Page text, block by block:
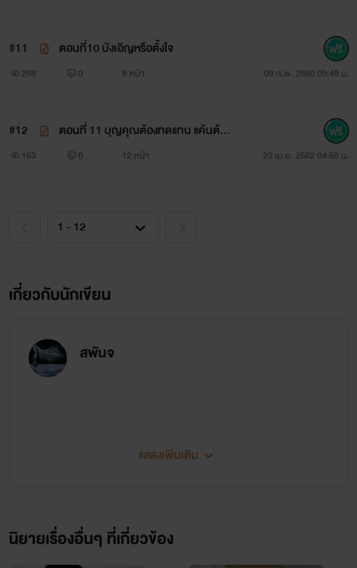
เพื่อให้มีแรง มีชิวิต อยู่ต่อไป ดังนั้น ฉันจึงไม่เกี่ยงงาน.....!!
#11 ตอนที่10 บังเอิญหรือตั้งใจ
298 0 8 หน้า 09 ก.พ. 2560 09:48 น.
#12
ตอนที่ 11 บุญคุณต้องทดแทน แค้นต้อง
ชำระ
153 0 12 หน้า 23 เม.ย. 2562 04:58 น.
เกี่ยวกับนักเขียน
สพันจ
แสดงเพิ่มเติม
นิยายเรื่องอื่นๆ ที่เกี่ยวข้อง